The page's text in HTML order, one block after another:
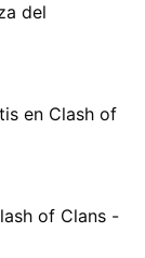
del
en Clash of
of Clans -